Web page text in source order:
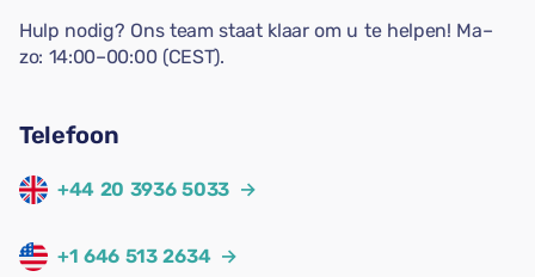
Hulp nodig? Ons team staat klaar om u te helpen! Ma–
zo: 14:00–00:00 (CEST).
Telefoon
+44 20 3936 5033 →
+1 646 513 2634 →